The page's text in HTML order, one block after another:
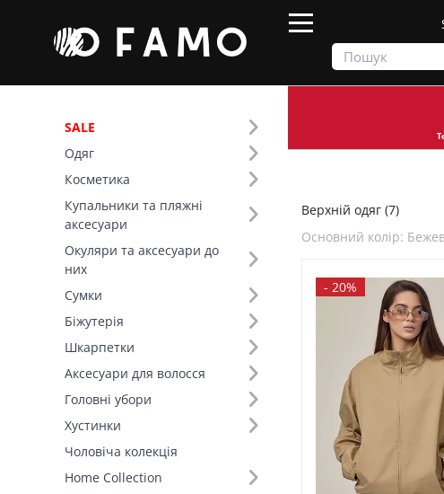
SALE
Одяг
Косметика
Купальники та пляжні
аксесуари
Окуляри та аксесуари до
них
Сумки
Біжутерія
Шкарпетки
Аксесуари для волосся
Головні убори
Хустинки
Чоловіча колекція
Home Collection
Фільтр
Ціна
SALE
Розмір (5)
Основний колір (10)
Верхній одяг (7)
Основний колір:
- 20%